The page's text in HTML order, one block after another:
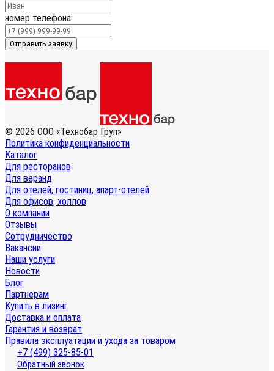
номер телефона:
Отправить заявку
© 2026 ООО «Технобар Груп»
Политика конфиденциальности
Каталог
Для ресторанов
Для веранд
Для отелей, гостиниц, апарт-отелей
Для офисов, холлов
О компании
Отзывы
Сотрудничество
Вакансии
Наши услуги
Новости
Блог
Партнерам
Купить в лизинг
Доставка и оплата
Гарантия и возврат
Правила эксплуатации и ухода за товаром
+7 (499) 325-85-01
Обратный звонок